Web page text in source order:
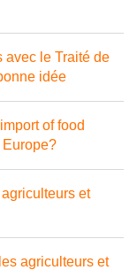
avec le Traité de
idée
of food
et
agriculteurs et